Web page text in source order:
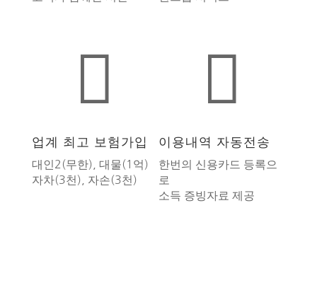

업계 최고 보험가입
대인2(무한), 대물(1억)
자차(3천), 자손(3천)

이용내역 자동전송
한번의 신용카드 등록으
로
소득 증빙자료 제공